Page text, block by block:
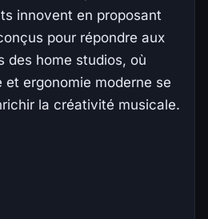
innovent en proposant
pour répondre aux
des home studios, où
ergonomie moderne se
la créativité musicale.